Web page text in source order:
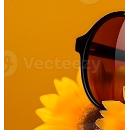
Images Éditoriales
Événements Éditoriaux